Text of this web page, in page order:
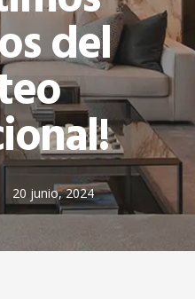
del
20 junio, 2024